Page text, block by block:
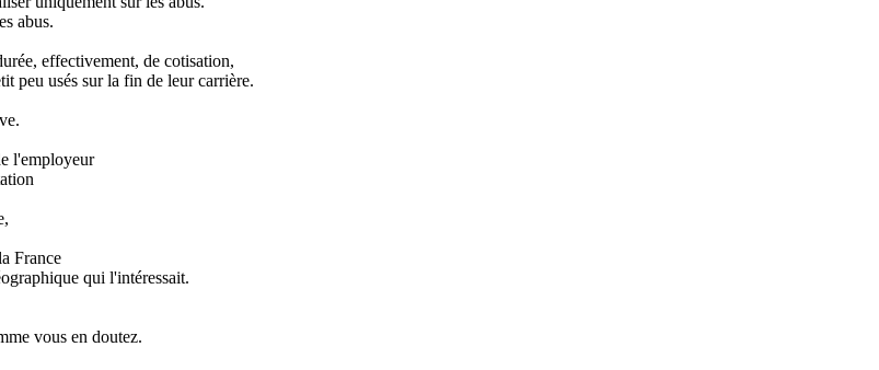
abus.
effectivement, de cotisation,
peu usés sur la fin de leur carrière.
l'employeur
France
qui l'intéressait.
vous en doutez.